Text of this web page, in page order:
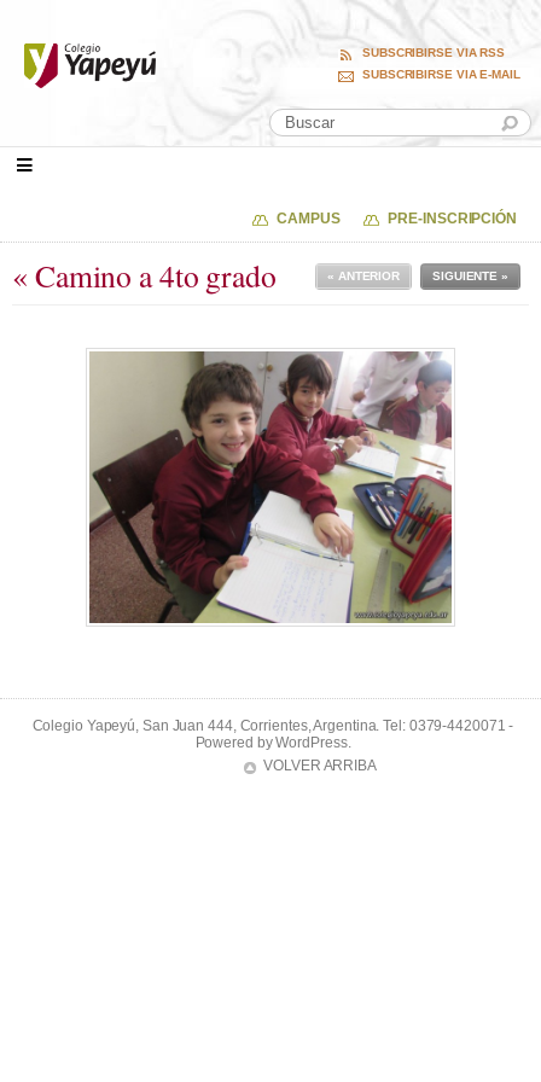
SUBSCRIBIRSE VIA RSS
SUBSCRIBIRSE VIA E-MAIL
CAMPUS PRE-INSCRIPCIÓN
« Camino a 4to grado SIGUIENTE »
« ANTERIOR
Colegio Yapeyú, San Juan 444, Corrientes, Argentina. Tel: 0379-4420071 -
Powered byWordPress.
VOLVER ARRIBA